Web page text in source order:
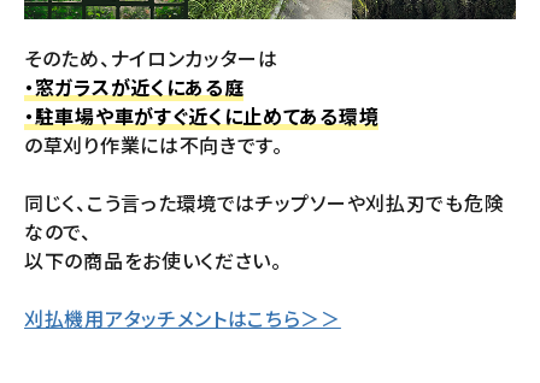
そのため、ナイロンカッターは
・窓ガラスが近くにある庭
・駐車場や車がすぐ近くに止めてある環境
の草刈り作業には不向きです。
同じく、こう言った環境ではチップソーや刈払刃でも危険
なので、
以下の商品をお使いください。
刈払機用アタッチメントはこちら＞＞